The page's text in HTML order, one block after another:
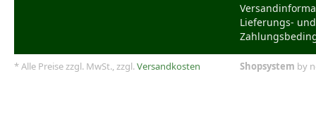
Lieferungs- und
* Alle Preise zzgl. MwSt., zzgl.Versandkosten Shopsystem by